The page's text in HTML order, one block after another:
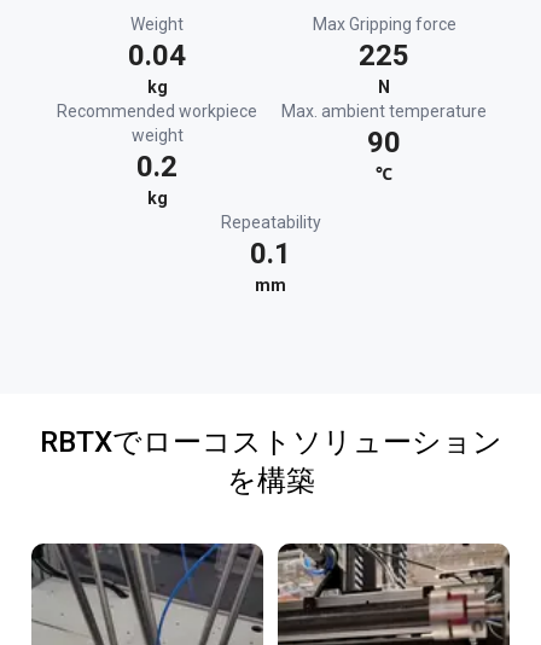
Weight
0.04
kg
Max Gripping force
225
N
Recommended workpiece
weight
0.2
kg
Max. ambient temperature
90
℃
Repeatability
0.1
mm
RBTXでローコストソリューション
を構築